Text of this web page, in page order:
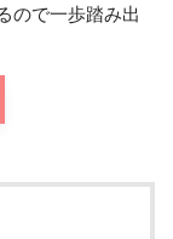
ので一歩踏み出